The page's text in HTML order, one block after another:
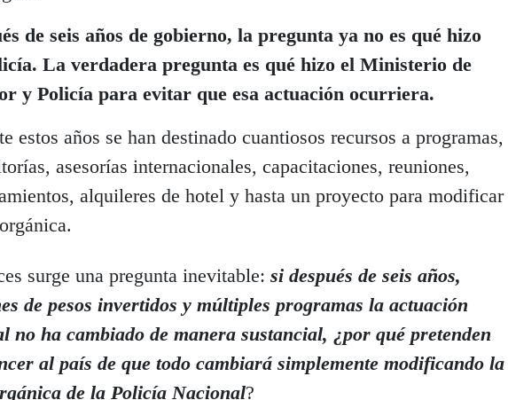
de seis años de gobierno, la pregunta ya no es qué hizo
La verdadera pregunta es qué hizo el Ministerio de
y Policía para evitar que esa actuación ocurriera.
estos años se han destinado cuantiosos recursos a programas,
asesorías internacionales, capacitaciones, reuniones,
alquileres de hotel y hasta un proyecto para modificar
surge una pregunta inevitable: si después de seis años,
de pesos invertidos y múltiples programas la actuación
no ha cambiado de manera sustancial, ¿por qué pretenden
al país de que todo cambiará simplemente modificando la
de la Policía Nacional?